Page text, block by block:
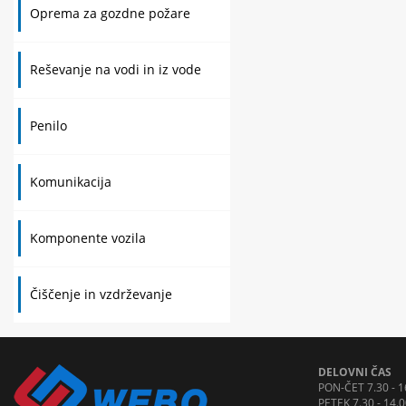
Oprema za gozdne požare
Reševanje na vodi in iz vode
Penilo
Komunikacija
Komponente vozila
Čiščenje in vzdrževanje
DELOVNI ČAS
PON-ČET 7.30 -
PETEK 7.30 -